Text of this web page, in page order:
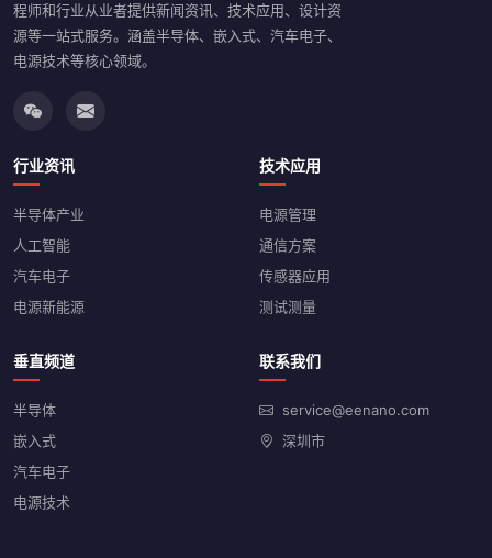
程师和行业从业者提供新闻资讯、技术应用、设计资
源等一站式服务。涵盖半导体、嵌入式、汽车电子、
电源技术等核心领域。
行业资讯
半导体产业
人工智能
汽车电子
电源新能源
技术应用
电源管理
通信方案
传感器应用
测试测量
垂直频道
半导体
嵌入式
汽车电子
电源技术
联系我们
service@eenano.com
深圳市